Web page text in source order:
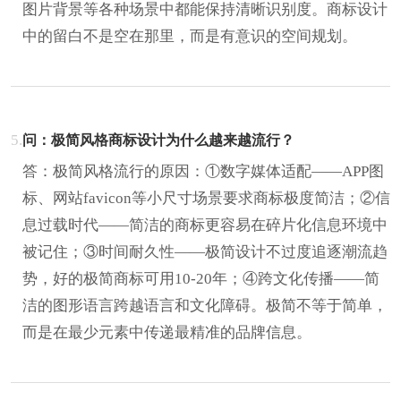
图片背景等各种场景中都能保持清晰识别度。商标设计
中的留白不是空在那里，而是有意识的空间规划。
5.问：极简风格商标设计为什么越来越流行？
答：极简风格流行的原因：①数字媒体适配——APP图
标、网站favicon等小尺寸场景要求商标极度简洁；②信
息过载时代——简洁的商标更容易在碎片化信息环境中
被记住；③时间耐久性——极简设计不过度追逐潮流趋
势，好的极简商标可用10-20年；④跨文化传播——简
洁的图形语言跨越语言和文化障碍。极简不等于简单，
而是在最少元素中传递最精准的品牌信息。